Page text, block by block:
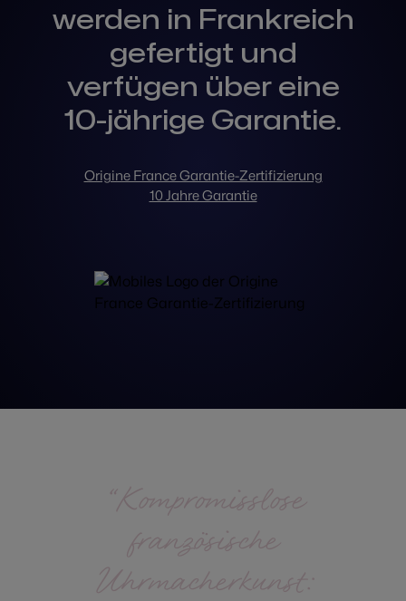
werden in Frankreich
gefertigt und
verfügen über eine
10-jährige Garantie.
Origine France Garantie-Zertifizierung
10 Jahre Garantie
“Kompromisslose
französische
Uhrmacherkunst: